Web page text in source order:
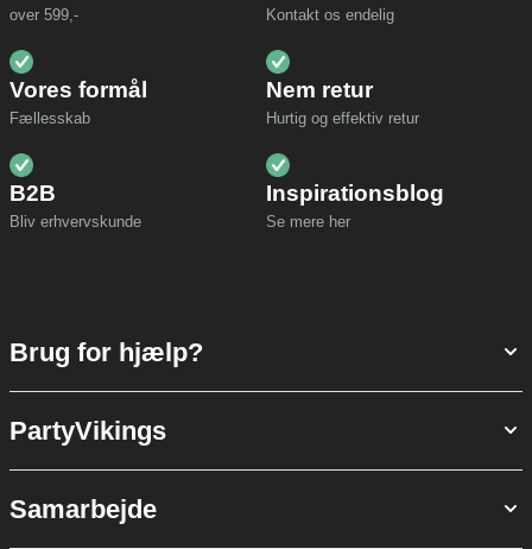
over 599,- Kontakt os endelig
Vores formål
Fællesskab
Nem retur
Hurtig og effektiv retur
B2B
Bliv erhvervskunde
Inspirationsblog
Se mere her
Brug for hjælp?
PartyVikings
Samarbejde